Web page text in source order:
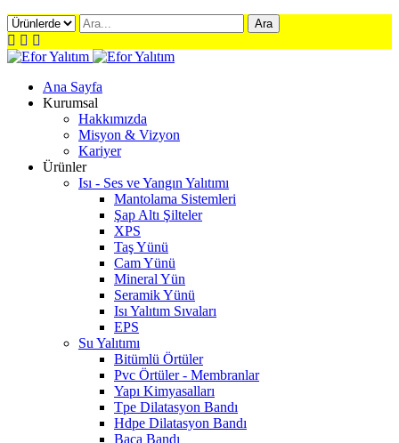
Ara
Ana Sayfa
Kurumsal
Hakkımızda
Misyon & Vizyon
Kariyer
Ürünler
Isı - Ses ve Yangın Yalıtımı
Mantolama Sistemleri
Şap Altı Şilteler
XPS
Taş Yünü
Cam Yünü
Mineral Yün
Seramik Yünü
Isı Yalıtım Sıvaları
EPS
Su Yalıtımı
Bitümlü Örtüler
Pvc Örtüler - Membranlar
Yapı Kimyasalları
Tpe Dilatasyon Bandı
Hdpe Dilatasyon Bandı
Baca Bandı